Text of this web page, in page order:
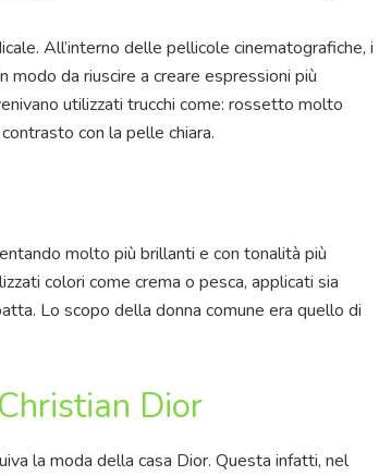
All’interno delle pellicole cinematografiche, i
da riuscire a creare espressioni più
utilizzati trucchi come: rossetto molto
con la pelle chiara.
molto più brillanti e con tonalità più
colori come crema o pesca, applicati sia
Lo scopo della donna comune era quello di
Dior
la moda della casa Dior. Questa infatti, nel